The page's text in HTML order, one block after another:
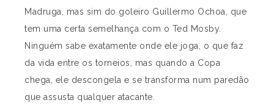
Madruga, mas sim do goleiro Guillermo Ochoa, que
tem uma certa semelhança com o Ted Mosby.
Ninguém sabe exatamente onde ele joga, o que faz
da vida entre os torneios, mas quando a Copa
chega, ele descongela e se transforma num paredão
que assusta qualquer atacante.